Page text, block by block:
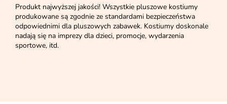
Produkt najwyższej jakości! Wszystkie pluszowe kostiumy
produkowane są zgodnie ze standardami bezpieczeństwa
odpowiednimi dla pluszowych zabawek. Kostiumy doskonale
nadają się na imprezy dla dzieci, promocje, wydarzenia
sportowe, itd.